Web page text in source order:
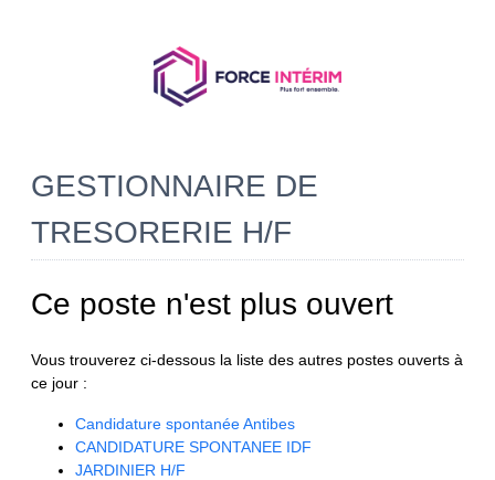
GESTIONNAIRE DE
TRESORERIE H/F
Ce poste n'est plus ouvert
Vous trouverez ci-dessous la liste des autres postes ouverts à
ce jour :
Candidature spontanée Antibes
CANDIDATURE SPONTANEE IDF
JARDINIER H/F